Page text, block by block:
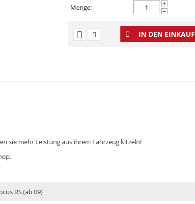
Menge:
+
−
IN DEN
sie mehr Leistung aus ihrem Fahrzeug kitzeln!
RS (ab 09)